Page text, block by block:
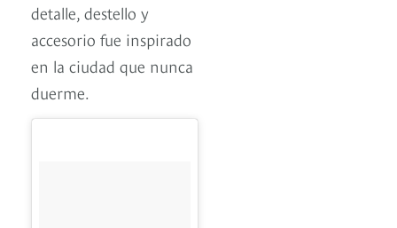
detalle, destello y
accesorio fue inspirado
en la ciudad que nunca
duerme.